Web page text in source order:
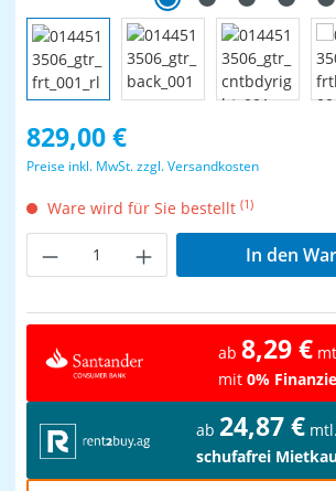
Regulärer Preis:
829,00 €
Preise inkl. MwSt. zzgl. Versandkosten
Ware wird für Sie bestellt (1)
Produkt Anzahl: Gib den
In den
ab 8,29 €
mit 0%
ab 24,87 € mtl.
schufafrei